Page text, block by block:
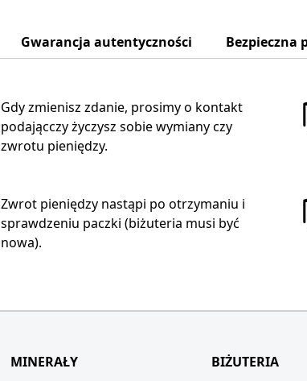
Gwarancja autentyczności Bezpieczna
Gdy zmienisz zdanie, prosimy o kontakt
podającczy życzysz sobie wymiany czy
zwrotu pieniędzy.
Zwrot pieniędzy nastąpi po otrzymaniu i
sprawdzeniu paczki (biżuteria musi być
nowa).
MINERAŁY
BIŻUTERIA